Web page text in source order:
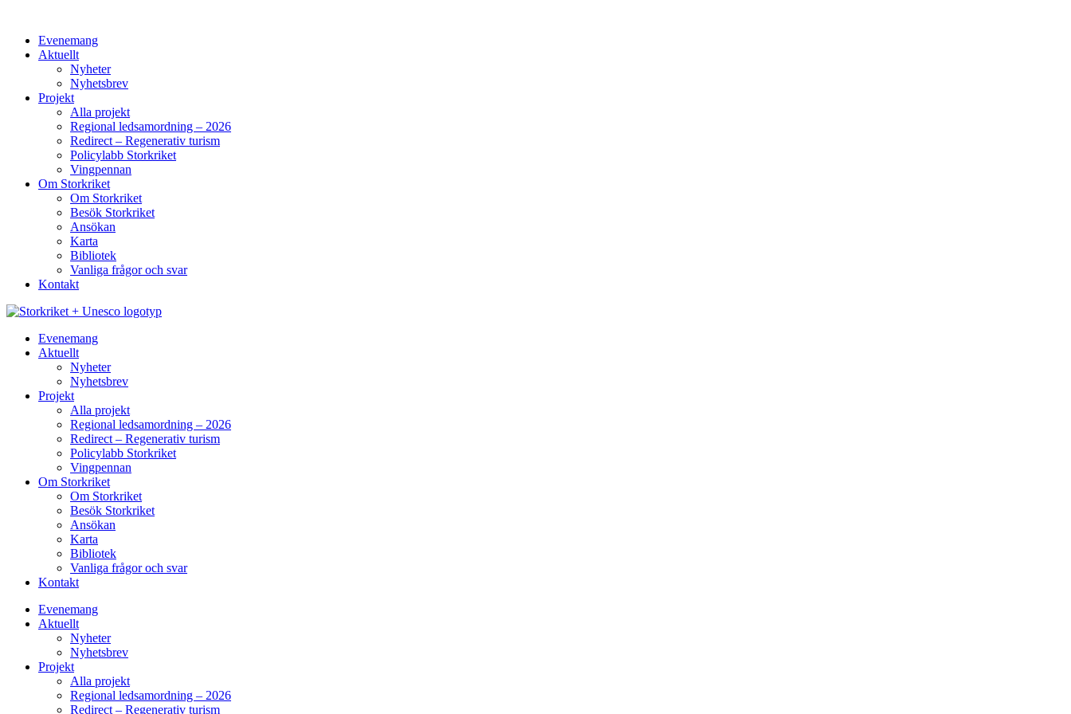
Evenemang
Aktuellt
Nyheter
Nyhetsbrev
Projekt
Alla projekt
Regional ledsamordning – 2026
Redirect – Regenerativ turism
Policylabb Storkriket
Vingpennan
Om Storkriket
Om Storkriket
Besök Storkriket
Ansökan
Karta
Bibliotek
Vanliga frågor och svar
Kontakt
Evenemang
Aktuellt
Nyheter
Nyhetsbrev
Projekt
Alla projekt
Regional ledsamordning – 2026
Redirect – Regenerativ turism
Policylabb Storkriket
Vingpennan
Om Storkriket
Om Storkriket
Besök Storkriket
Ansökan
Karta
Bibliotek
Vanliga frågor och svar
Kontakt
Evenemang
Aktuellt
Nyheter
Nyhetsbrev
Projekt
Alla projekt
Regional ledsamordning – 2026
Redirect – Regenerativ turism